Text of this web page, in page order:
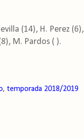
(14), H. Perez (6),
M. Pardos ( ).
, temporada 2018/2019